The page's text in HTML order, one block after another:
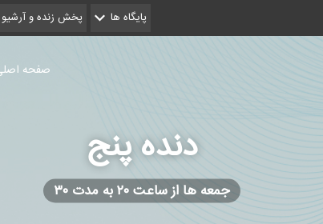
پایگاه ها پخش زنده و آرشیو
صفحه
دنده پنج
جمعه ها از ساعت ۲۰ به مدت ۳۰